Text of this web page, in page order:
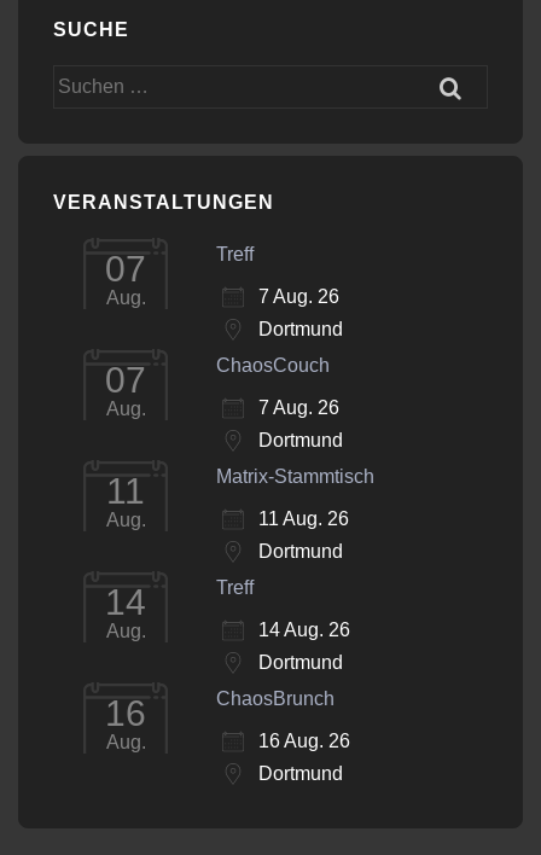
SUCHE
Suchen
VERANSTALTUNGEN
07
Aug.
Treff
7 Aug. 26
Dortmund
07
Aug.
ChaosCouch
7 Aug. 26
Dortmund
11
Aug.
Matrix-Stammtisch
11 Aug. 26
Dortmund
14
Aug.
Treff
14 Aug. 26
Dortmund
16
Aug.
ChaosBrunch
16 Aug. 26
Dortmund